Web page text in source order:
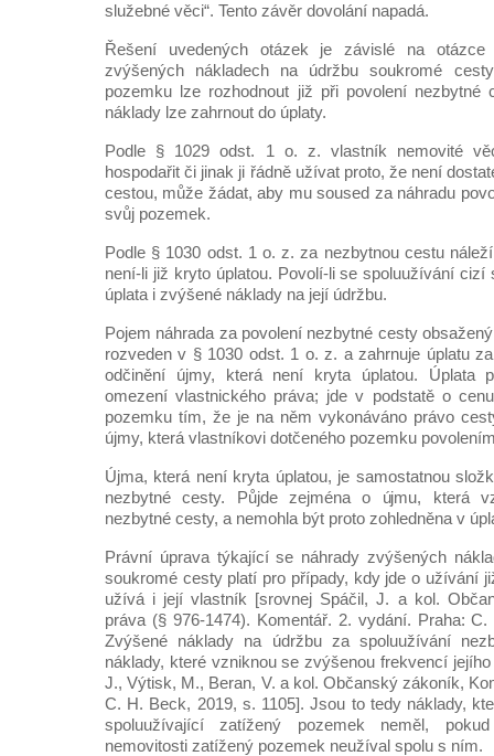
služebné věci“. Tento závěr dovolání napadá.
Řešení uvedených otázek je závislé na
zvýšených nákladech na údržbu soukromé
pozemku lze rozhodnout již při povolení nezbytné
náklady lze zahrnout do úplaty.
Podle § 1029 odst. 1 o. z. vlastník nemovité
hospodařit či jinak ji řádně užívat proto, že není
cestou, může žádat, aby mu soused za náhradu
svůj pozemek.
Podle § 1030 odst. 1 o. z. za nezbytnou cestu
není-li již kryto úplatou. Povolí-li se spoluužívání cizí
úplata i zvýšené náklady na její údržbu.
Pojem náhrada za povolení nezbytné cesty
rozveden v § 1030 odst. 1 o. z. a zahrnuje úplatu
odčinění újmy, která není kryta úplatou. Úplata
omezení vlastnického práva; jde v podstatě o
pozemku tím, že je na něm vykonáváno právo
újmy, která vlastníkovi dotčeného pozemku
Újma, která není kryta úplatou, je samostatnou
nezbytné cesty. Půjde zejména o újmu, která
nezbytné cesty, a nemohla být proto zohledněna v
Právní úprava týkající se náhrady zvýšených
soukromé cesty platí pro případy, kdy jde o užívání
užívá i její vlastník [srovnej Spáčil, J. a kol.
práva (§ 976-1474). Komentář. 2. vydání. Praha:
Zvýšené náklady na údržbu za spoluužívání
náklady, které vzniknou se zvýšenou frekvencí
J., Výtisk, M., Beran, V. a kol. Občanský zákoník,
C. H. Beck, 2019, s. 1105]. Jsou to tedy náklady,
spoluužívající zatížený pozemek neměl,
nemovitosti zatížený pozemek neužíval spolu s ním.